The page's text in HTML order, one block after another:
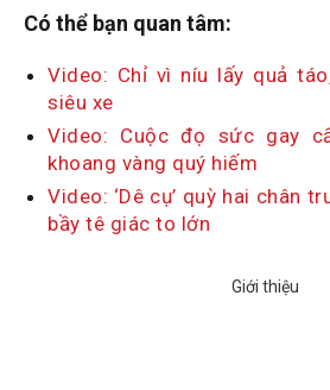
Có thể bạn quan tâm:
Video: Chỉ vì níu lấy quả
siêu xe
Video: Cuộc đọ sức gay
khoang vàng quý hiếm
Video: ‘Dê cụ’ quỳ hai chân
bầy tê giác to lớn